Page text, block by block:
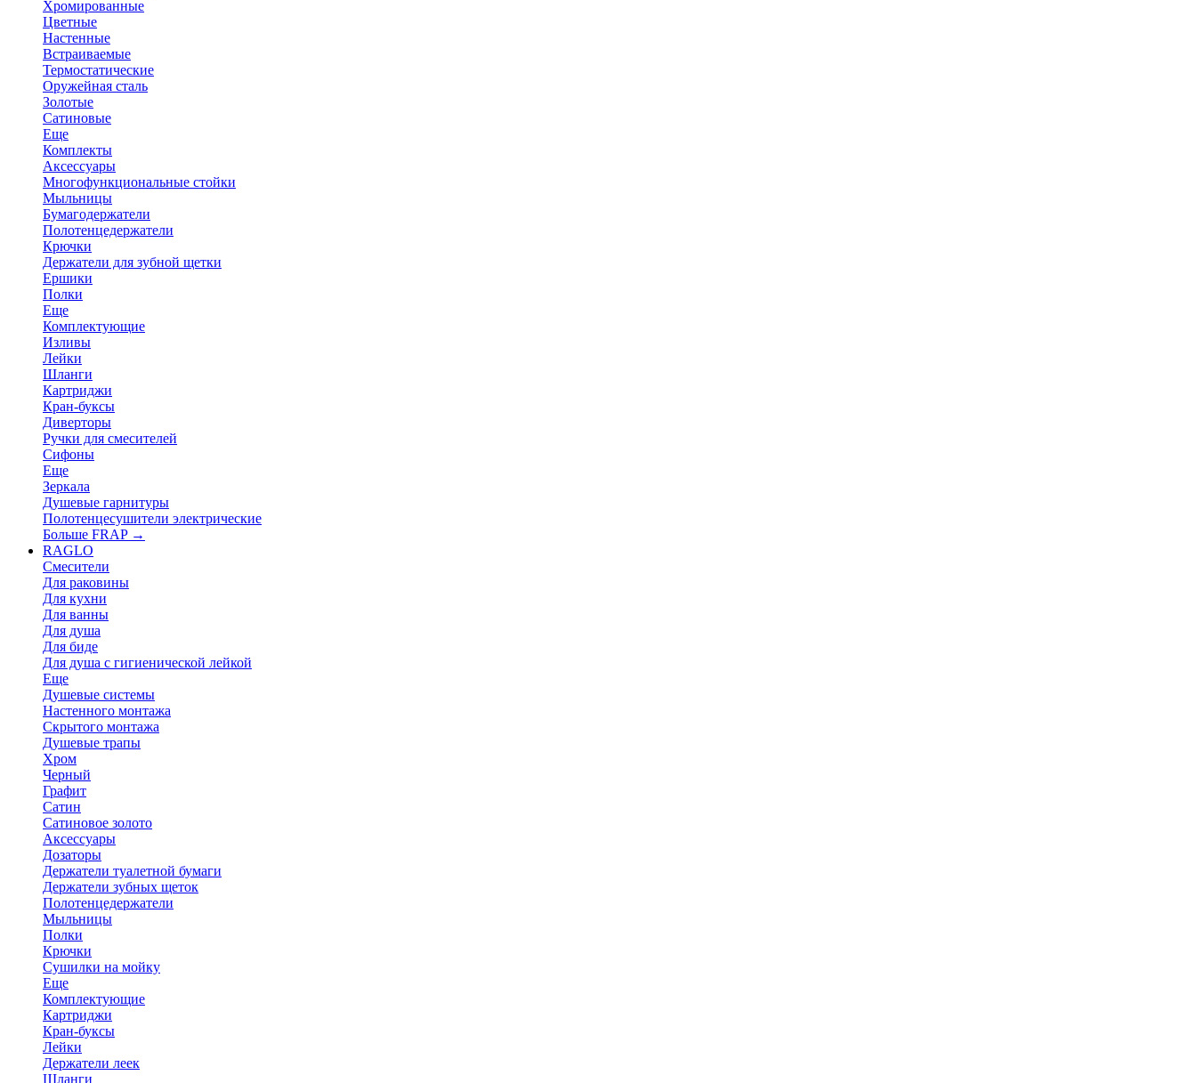
Хромированные
Цветные
Настенные
Встраиваемые
Термостатические
Оружейная сталь
Золотые
Сатиновые
Еще
Комплекты
Аксессуары
Многофункциональные стойки
Мыльницы
Бумагодержатели
Полотенцедержатели
Крючки
Держатели для зубной щетки
Ершики
Полки
Еще
Комплектующие
Изливы
Лейки
Шланги
Картриджи
Кран-буксы
Диверторы
Ручки для смесителей
Сифоны
Еще
Зеркала
Душевые гарнитуры
Полотенцесушители электрические
Больше FRAP →
RAGLO
Смесители
Для раковины
Для кухни
Для ванны
Для душа
Для биде
Для душа с гигиенической лейкой
Еще
Душевые системы
Настенного монтажа
Скрытого монтажа
Душевые трапы
Хром
Черный
Графит
Сатин
Сатиновое золото
Аксессуары
Дозаторы
Держатели туалетной бумаги
Держатели зубных щеток
Полотенцедержатели
Мыльницы
Полки
Крючки
Сушилки на мойку
Еще
Комплектующие
Картриджи
Кран-буксы
Лейки
Держатели леек
Шланги